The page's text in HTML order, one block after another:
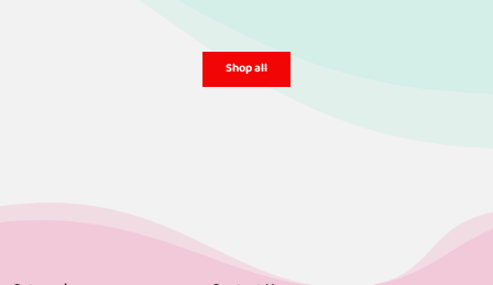
Shop all